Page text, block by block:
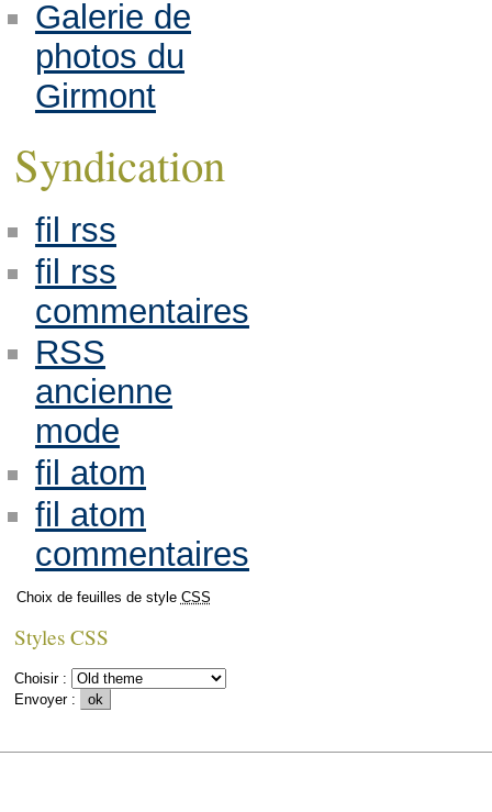
Galerie de
photos du
Girmont
Syndication
fil rss
fil rss
commentaires
RSS
ancienne
mode
fil atom
fil atom
commentaires
Choix de feuilles de style CSS
Styles CSS
Choisir :
Envoyer :